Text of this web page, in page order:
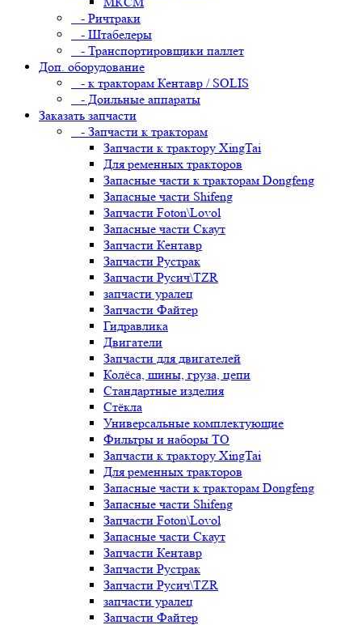
- Ричтраки
- Штабелеры
- Транспортировщики паллет
Доп. оборудование
- к тракторам Кентавр / SOLIS
- Доильные аппараты
Заказать запчасти
- Запчасти к тракторам
Запчасти к трактору XingTai
Для ременных тракторов
Запасные части к тракторам Dongfeng
Запасные части Shifeng
Запчасти Foton\Lovol
Запасные части Скаут
Запчасти Кентавр
Запчасти Рустрак
Запчасти Русич\TZR
запчасти уралец
Запчасти Файтер
Гидравлика
Двигатели
Запчасти для двигателей
Колёса, шины, груза, цепи
Стандартные изделия
Стёкла
Универсальные комплектующие
Фильтры и наборы ТО
Запчасти к трактору XingTai
Для ременных тракторов
Запасные части к тракторам Dongfeng
Запасные части Shifeng
Запчасти Foton\Lovol
Запасные части Скаут
Запчасти Кентавр
Запчасти Рустрак
Запчасти Русич\TZR
запчасти уралец
Запчасти Файтер